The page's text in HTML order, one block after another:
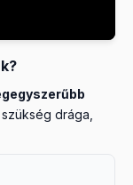
szükség drága,